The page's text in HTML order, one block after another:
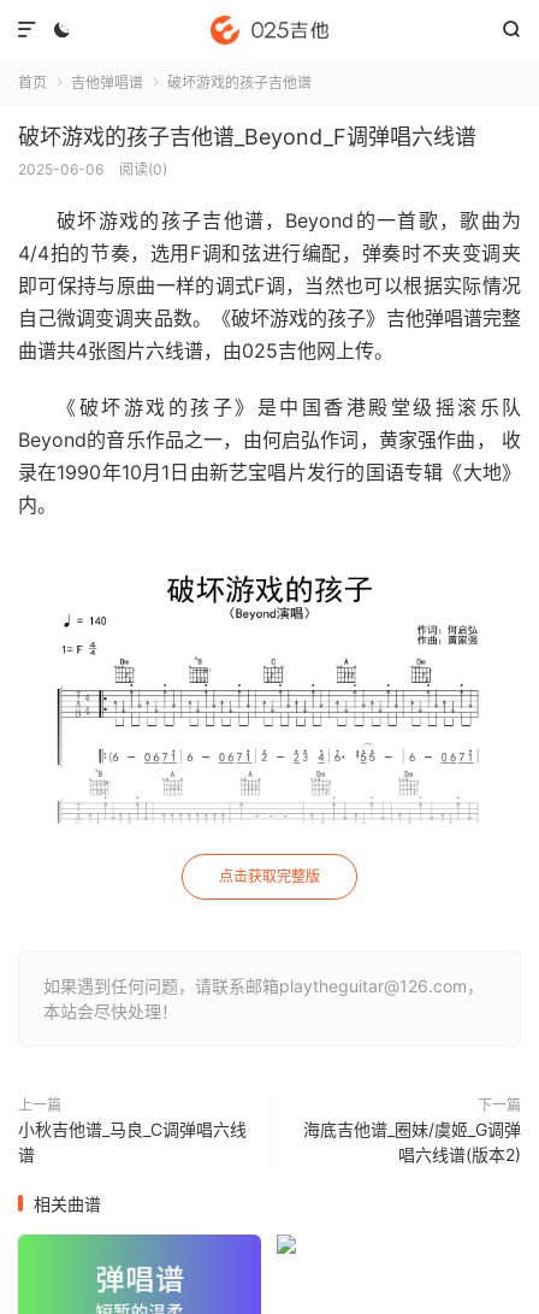
 

首页  吉他弹唱谱  破坏游戏的孩子吉他谱
破坏游戏的孩子吉他谱_Beyond_F调弹唱六线谱
2025-06-06 阅读(0)
破坏游戏的孩子吉他谱，Beyond的一首歌，歌曲为
4/4拍的节奏，选用F调和弦进行编配，弹奏时不夹变调夹
即可保持与原曲一样的调式F调，当然也可以根据实际情况
自己微调变调夹品数。《破坏游戏的孩子》吉他弹唱谱完整
曲谱共4张图片六线谱，由025吉他网上传。
《破坏游戏的孩子》是中国香港殿堂级摇滚乐队
Beyond的音乐作品之一，由何启弘作词，黄家强作曲， 收
录在1990年10月1日由新艺宝唱片发行的国语专辑《大地》
内。
点击获取完整版
如果遇到任何问题，请联系邮箱playtheguitar@126.com，
本站会尽快处理！
上一篇
小秋吉他谱_马良_C调弹唱六线
谱
下一篇
海底吉他谱_圈妹/虞姬_G调弹
唱六线谱(版本2)
相关曲谱